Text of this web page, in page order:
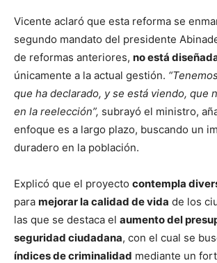
Vicente aclaró que esta reforma se
segundo mandato del presidente
de reformas anteriores, no está
únicamente a la actual gestión.
que ha declarado, y se está viendo, que
en la reelección”, subrayó el ministro,
enfoque es a largo plazo, buscando un
duradero en la población.
Explicó que el proyecto contempla
para mejorar la calidad de vida de los
las que se destaca el aumento del
seguridad ciudadana, con el cual se
índices de criminalidad mediante un